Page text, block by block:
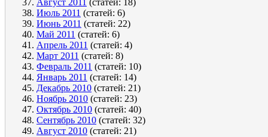
Август 2011 (статей: 18)
Июль 2011 (статей: 6)
Июнь 2011 (статей: 22)
Май 2011 (статей: 6)
Апрель 2011 (статей: 4)
Март 2011 (статей: 8)
Февраль 2011 (статей: 10)
Январь 2011 (статей: 14)
Декабрь 2010 (статей: 21)
Ноябрь 2010 (статей: 23)
Октябрь 2010 (статей: 40)
Сентябрь 2010 (статей: 32)
Август 2010 (статей: 21)